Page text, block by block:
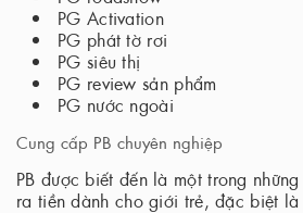
PG Activation
PG phát tờ rơi
PG siêu thị
PG review sản phẩm
PG nước ngoài
Cung cấp PB chuyên nghiệp
PB được biết đến là một trong
ra tiền dành cho giới trẻ, đặc biệt là